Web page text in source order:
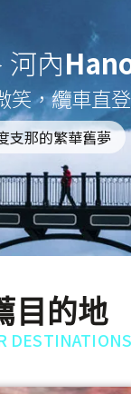
內
，纜車直
支那的繁華舊夢
目的地
DESTINATIONS